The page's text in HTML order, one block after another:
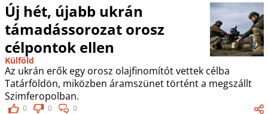
Új hét, újabb ukrán
támadássorozat orosz
célpontok ellen
Külföld
Az ukrán erők egy orosz olajfinomítót vettek célba
Tatárföldön, miközben áramszünet történt a megszállt
Szimferopolban.
0 0 0